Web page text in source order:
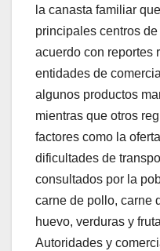
la canasta familiar
principales centros
acuerdo con reportes
entidades de
algunos productos
mientras que otros
factores como la
dificultades de
consultados por la
carne de pollo, carne
huevo, verduras y
Autoridades y